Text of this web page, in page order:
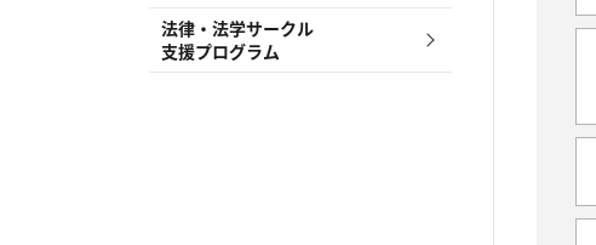
法律・法学サークル
支援プログラム